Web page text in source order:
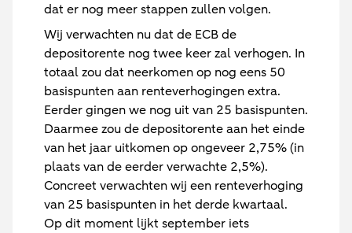
dat er nog meer stappen zullen volgen.
Wij verwachten nu dat de ECB de
depositorente nog twee keer zal verhogen. In
totaal zou dat neerkomen op nog eens 50
basispunten aan renteverhogingen extra.
Eerder gingen we nog uit van 25 basispunten.
Daarmee zou de depositorente aan het einde
van het jaar uitkomen op ongeveer 2,75% (in
plaats van de eerder verwachte 2,5%).
Concreet verwachten wij een renteverhoging
van 25 basispunten in het derde kwartaal.
Op dit moment lijkt september iets